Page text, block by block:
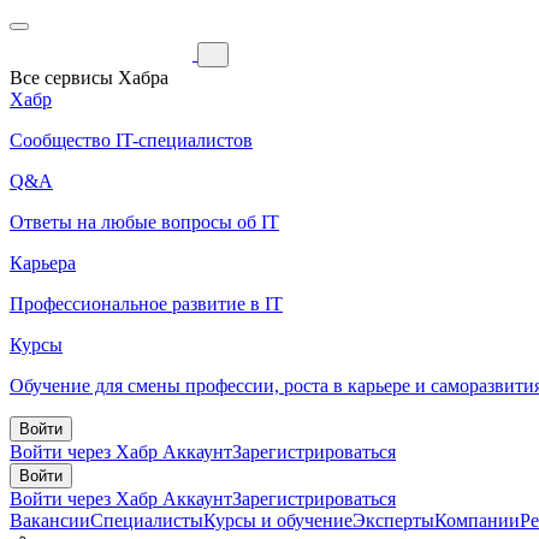
Все сервисы Хабра
Хабр
Сообщество IT-специалистов
Q&A
Ответы на любые вопросы об IT
Карьера
Профессиональное развитие в IT
Курсы
Обучение для смены профессии, роста в карьере и
Войти
Войти через Хабр АккаунтЗарегистрироваться
Войти
Войти через Хабр АккаунтЗарегистрироваться
ВакансииСпециалистыКурсы и обучениеЭкспертыКомпании